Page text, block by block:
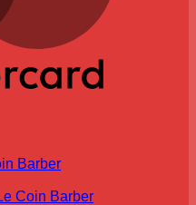
Barber
Coin Barber